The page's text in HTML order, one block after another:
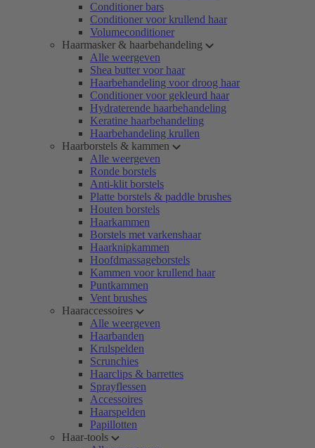
Conditioner bars
Conditioner voor krullend haar
Volumeconditioner
Haarmasker & haarbehandeling
Alle weergeven
Shea butter voor haar
Haarbehandeling voor droog haar
Conditioner voor gekleurd haar
Hydraterende haarbehandeling
Keratine haarbehandeling
Haarbehandeling krullen
Haarborstels & kammen
Alle weergeven
Ronde borstels
Anti-klit borstels
Platte borstels & paddle brushes
Houten borstels
Haarkammen
Borstels met varkenshaar
Haarknipkammen
Hoofdmassageborstels
Kammen voor krullend haar
Puntkammen
Vent brushes
Haaraccessoires
Alle weergeven
Haarbanden
Krulspelden
Scrunchies
Haarclips & barrettes
Sprayflessen
Accessoires
Haarspelden
Papillotten
Haar-tools